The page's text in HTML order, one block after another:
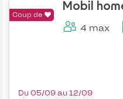
Coup de
Mobil
4 max
Du 05/09 au 12/09